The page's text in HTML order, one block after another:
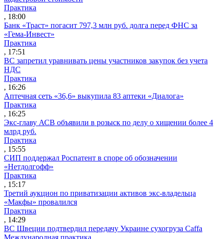
Практика
, 18:00
Банк «Траст» погасит 797,3 млн руб. долга перед ФНС за
«Гема-Инвест»
Практика
, 17:51
ВС запретил уравнивать цены участников закупок без учета
НДС
Практика
, 16:26
Аптечная сеть «36,6» выкупила 83 аптеки «Диалога»
Практика
, 16:25
Экс-главу АСВ объявили в розыск по делу о хищении более 4
млрд руб.
Практика
, 15:55
СИП поддержал Роспатент в споре об обозначении
«Нетдолгофф»
Практика
, 15:17
Третий аукцион по приватизации активов экс-владельца
«Макфы» провалился
Практика
, 14:29
ВС Швеции подтвердил передачу Украине сухогруза Caffa
Международная практика